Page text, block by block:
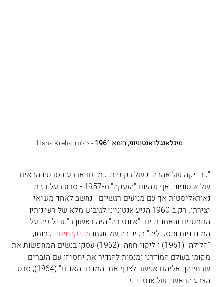
מיכלאנג'לו אנטוניוני, רומא 1961 - צילום: Hans Krebs
"כרוניקה של אהבה" כשל בקופות, כמו גם ארבעת סרטיו הבאים
של אנטוניוני, אף שהיום "הזעקה" מ-1957 - סרט בעל חזות
נאוראליסטית אך עם מניעים רגשיים - נחשב לאחד משיאי
יצירתו. רק ב-1960 הגיע אנטוניוני לגיבוש מלא של רעיונותיו
התמטיים והאמנותיים. "אוונטורה" היה ראשון ב"טרילוגיה על
המודרניות ותסכוליה" בכיכובה של זוגתו מוניקה ויטי. כמותו,
"הלילה" (1961) ו"ליקוי חמה" (1962) עסקו בנשים המחפשות את
מקומן בעולם המודרני ומנסות להגדיר את יחסיהן עם הגברים
שבחייהן. אליהם אפשר לצרף את "המדבר האדום" (1964), סרט
הצבע הראשון של אנטוניוני.